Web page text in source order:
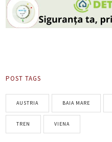
POST TAGS
AUSTRIA BAIA MARE
TREN VIENA